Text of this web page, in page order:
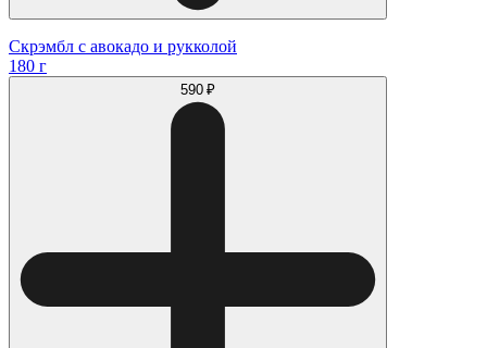
Скрэмбл с авокадо и рукколой
180 г
590 ₽